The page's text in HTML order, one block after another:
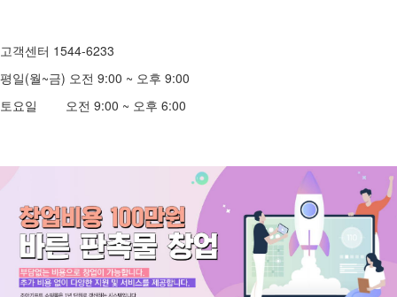
고객센터 1544-6233
평일(월~금) 오전 9:00 ~ 오후 9:00
토요일 오전 9:00 ~ 오후 6:00